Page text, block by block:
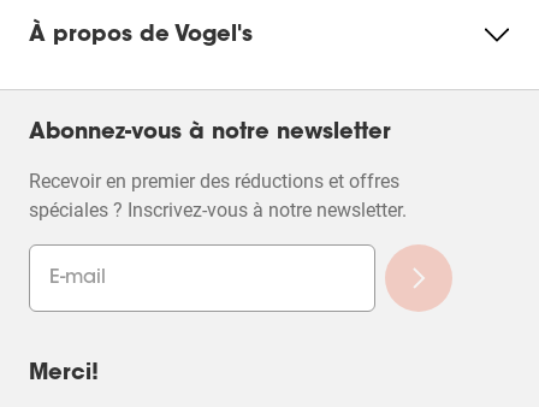
À propos de Vogel's
Abonnez-vous à notre newsletter
Recevoir en premier des réductions et offres
spéciales ? Inscrivez-vous à notre newsletter.
Merci!